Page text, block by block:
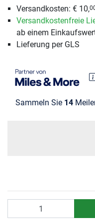
Versandkosten: € 10,
Versandkostenfreie
ab einem
Lieferung per GLS
Sammeln Sie 14